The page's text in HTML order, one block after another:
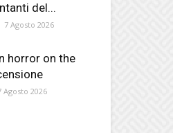
del...
7 Agosto 2026
horror on the
Agosto 2026